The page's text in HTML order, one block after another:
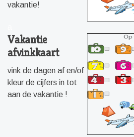
vakantie!
Vakantie
afvinkkaart
vink de dagen af en/of
kleur de cijfers in tot
aan de vakantie !